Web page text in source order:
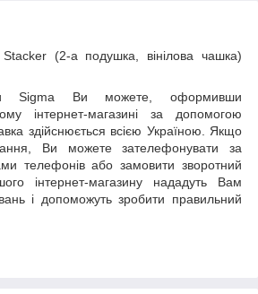
Stacker (2-а подушка, вінілова чашка)
Sigma Ви можете, оформивши
інтернет-магазині за допомогою
здійснюється всією Україною. Якщо
Ви можете зателефонувати за
телефонів або замовити зворотний
інтернет-магазину нададуть Вам
і допоможуть зробити правильний